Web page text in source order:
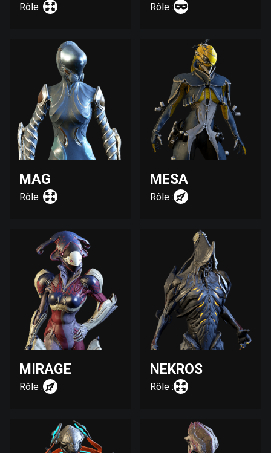
Rôle : Rôle :
MAG
Rôle :
MESA
Rôle :
MIRAGE
Rôle :
NEKROS
Rôle :